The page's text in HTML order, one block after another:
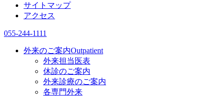
サイトマップ
アクセス
055-244-1111
外来のご案内Outpatient
外来担当医表
休診のご案内
外来診療のご案内
各専門外来